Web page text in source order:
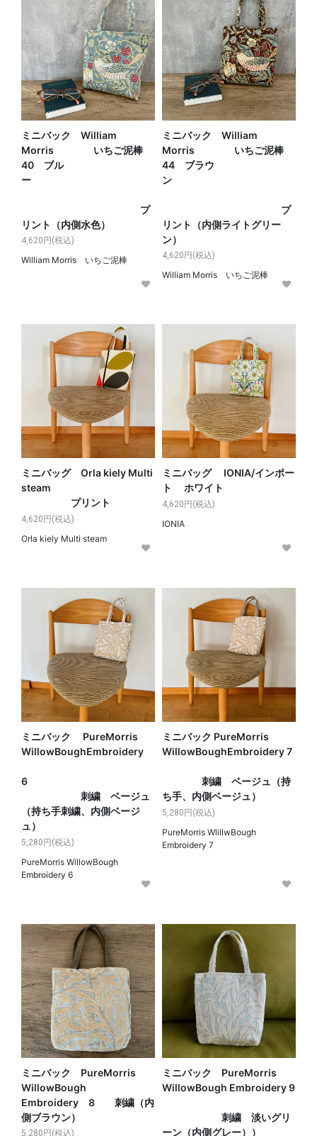
ミニバック William
Morris いちご泥棒
40 ブル
ー
プ
リント（内側水色）
4,620円(税込)
William Morris いちご泥棒
ミニバック William
Morris いちご泥棒
44 ブラウ
ン
プ
リント（内側ライトグリー
ン）
4,620円(税込)
William Morris いちご泥棒
ミニバッグ Orla kiely Multi
steam
プリント
4,620円(税込)
Orla kiely Multi steam
ミニバッグ IONIA/インポー
ト ホワイト
4,620円(税込)
IONIA
ミニバック PureMorris
WillowBoughEmbroidery
6
刺繍 ベージュ
（持ち手刺繍、内側ベージ
ュ）
5,280円(税込)
PureMorris WillowBough
Embroidery 6
ミニバック PureMorris
WillowBoughEmbroidery 7
刺繍 ベージュ（持
ち手、内側ベージュ）
5,280円(税込)
PureMorris WlillwBough
Embroidery 7
ミニバック PureMorris
WillowBough
Embroidery 8 刺繍（内
側ブラウン）
5,280円(税込)
ミニバック PureMorris
WillowBough Embroidery 9
刺繍 淡いグリ
ーン（内側グレー））